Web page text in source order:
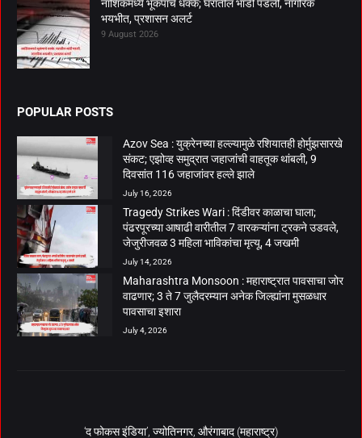
नाशिकमध्ये भूकंपाचे धक्के; घरातील भांडी पडली, नागरिक
भयभीत, प्रशासन अलर्ट
9 August 2026
POPULAR POSTS
Azov Sea : युक्रेनच्या हल्ल्यामुळे रशियातही होर्मुझसारखे
संकट; एझोव्ह समुद्रात जहाजांची वाहतूक थांबली, 9
दिवसांत 116 जहाजांवर हल्ले झाले
July 16, 2026
Tragedy Strikes Wari : दिंडीवर काळाचा घाला;
पंढरपूरच्या आषाढी वारीतील 7 वारकऱ्यांना ट्रकने उडवले,
जेजुरीजवळ 3 महिला भाविकांचा मृत्यू, 4 जखमी
July 14, 2026
Maharashtra Monsoon : महाराष्ट्रात पावसाचा जोर
वाढणार; 3 ते 7 जुलैदरम्यान अनेक जिल्ह्यांना मुसळधार
पावसाचा इशारा
July 4, 2026
‘द फोकस इंडिया’, ज्योतिनगर, औरंगाबाद (महाराष्ट्र)